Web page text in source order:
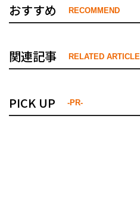
おすすめ RECOMMEND
関連記事 RELATED ARTICLE
PICK UP -PR-